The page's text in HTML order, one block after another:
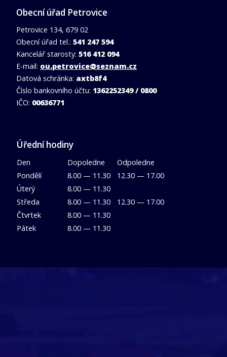
Obecní úřad Petrovice
Petrovice 134, 679 02
Obecní úřad tel.: 541 247 594
Kancelář starosty: 516 412 094
E-mail: ou.petrovice@seznam.cz
Datová schránka: axtb8f4
Číslo bankovního účtu: 1362252349 / 0800
IČO: 00636771
Úřední hodiny
Den Dopoledne
Odpoledne
Pondělí
8.00 — 11.30
12.30 — 17.00
Úterý
8.00 — 11.30
Středa
8.00 — 11.30
12.30 — 17.00
Čtvrtek
8.00 — 11.30
Pátek
8.00 — 11.30